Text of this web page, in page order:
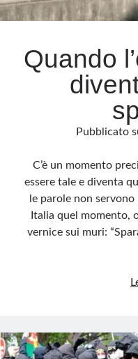
Archivio
Archivi
Questo blog non rappresenta una
sensi della legge n· 62 del
pubblicato dai lettori nei commenti
ritenuti offensivi o lesivi
privacy. Alcune immagini inserite
immediatamente rimosse. L’autore
Meta
Quando
Pubblicato
C’è un momento
essere tale e diventa
le parole non
Italia quel momento,
vernice sui muri: